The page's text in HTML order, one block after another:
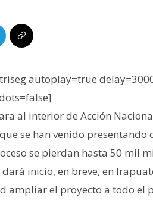
autoplay=true
al interior de Acción
se han venido presentando
se pierdan hasta 50 mil
dará inicio, en breve, en
ampliar el proyecto a todo el